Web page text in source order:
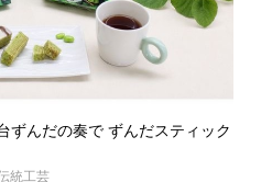
ずんだの奏で ずんだスティック
統工芸